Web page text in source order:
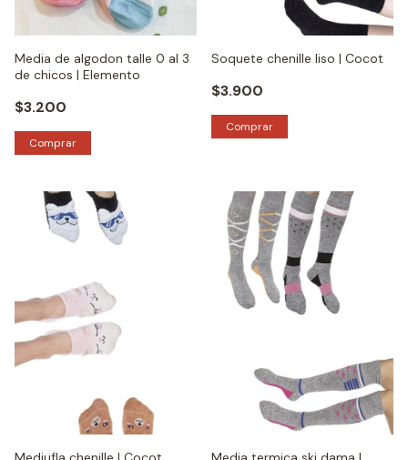
Media de algodon talle 0 al 3
de chicos | Elemento
$3.200
Comprar
Soquete chenille liso | Cocot
$3.900